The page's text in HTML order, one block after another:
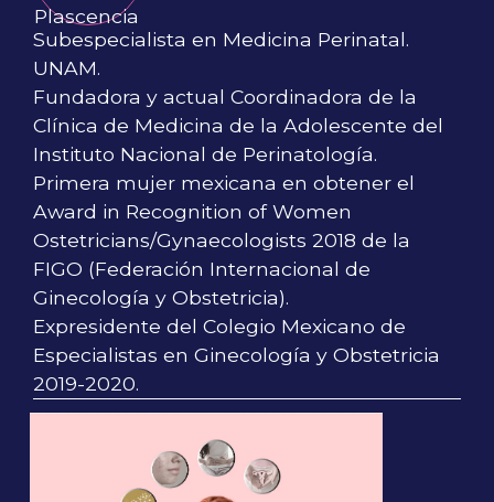
Subespecialista en Medicina Perinatal.
UNAM.
Fundadora y actual Coordinadora de la
Clínica de Medicina de la Adolescente del
Instituto Nacional de Perinatología.
Primera mujer mexicana en obtener el
Award in Recognition of Women
Ostetricians/Gynaecologists 2018 de la
FIGO (Federación Internacional de
Ginecología y Obstetricia).
Expresidente del Colegio Mexicano de
Especialistas en Ginecología y Obstetricia
2019-2020.